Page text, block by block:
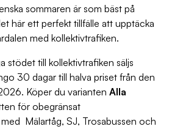
sommaren är som bäst på
här ett perfekt tillfälle att upptäcka
med kollektivtrafiken.
stödet till kollektivtrafiken säljs
30 dagar till halva priset från den
Köper du varianten Alla
för obegränsat
Mälartåg, SJ, Trosabussen och